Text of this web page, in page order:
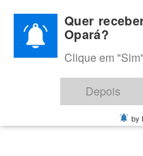
content
Melhores notícias de
Quer
Opará?
Clique em
Depois
by